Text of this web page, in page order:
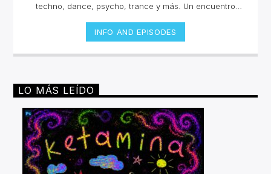
techno, dance, psycho, trance y más. Un encuentro
y sets inolvidables. La electrónica tiene una historia
sonora escuchala en vivo.Lunes 2pm a 4 pm | Viernes
10am a 12pm por invencible.net
INFO AND EPISODES
LO MÁS LEÍDO